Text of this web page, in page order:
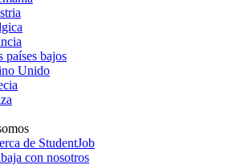
países bajos
Unido
de StudentJob
con nosotros